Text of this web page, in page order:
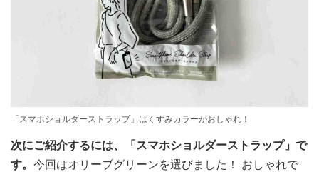
「スマホショルダーストラップ」はくすみカラーがおしゃれ！
次にご紹介するには、「スマホショルダーストラップ」で
す。 今回はオリーブグリーンを選びました！ おしゃれで